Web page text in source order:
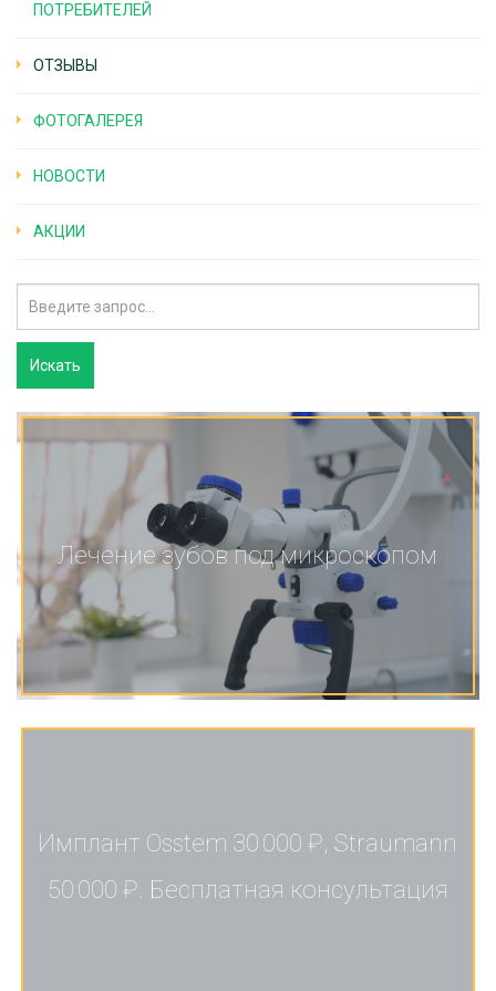
ПОТРЕБИТЕЛЕЙ
ОТЗЫВЫ
ФОТОГАЛЕРЕЯ
НОВОСТИ
АКЦИИ
Лечение зубов под микроскопом
Имплант Osstem 30 000 ₽, Straumann
50 000 ₽. Бесплатная консультация